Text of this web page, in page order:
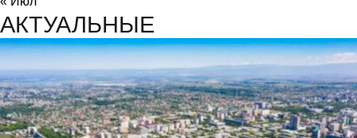
АКТУАЛЬНЫЕ